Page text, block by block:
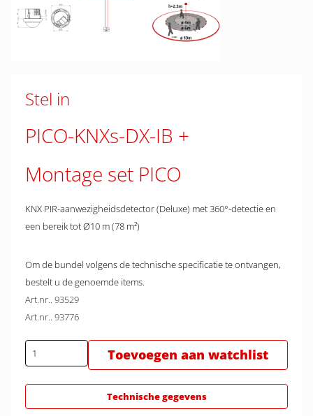
Stel in
PICO-KNXs-DX-IB
Montage set PICO
KNX PIR-aanwezigheidsdetector (Deluxe) met 360°-detectie en
een bereik tot Ø10 m (78 m²)
Om de bundel volgens de technische specificatie te ontvangen,
bestelt u de genoemde items.
Art.nr.. 93529
Art.nr.. 93776
Toevoegen aan watchlist
Technische gegevens